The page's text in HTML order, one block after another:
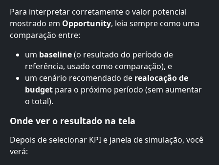
Para interpretar corretamente o valor potencial
mostrado em Opportunity, leia sempre como uma
comparação entre:
um baseline (o resultado do período de
referência, usado como comparação), e
um cenário recomendado de realocação de
budget para o próximo período (sem aumentar
o total).
Onde ver o resultado na tela
Depois de selecionar KPI e janela de simulação, você
verá: